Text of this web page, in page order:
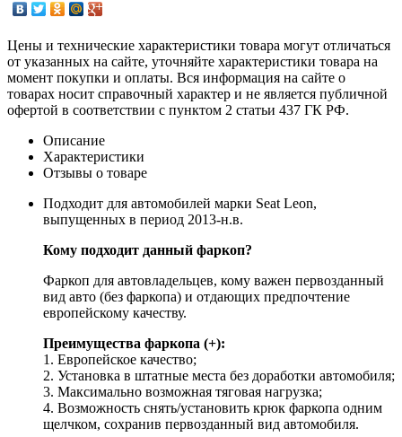
Цены и технические характеристики товара могут отличаться
от указанных на сайте, уточняйте характеристики товара на
момент покупки и оплаты. Вся информация на сайте о
товарах носит справочный характер и не является публичной
офертой в соответствии с пунктом 2 статьи 437 ГК РФ.
Описание
Характеристики
Отзывы о товаре
Подходит для автомобилей марки Seat Leon,
выпущенных в период 2013-н.в.
Кому подходит данный фаркоп?
Фаркоп для автовладельцев, кому важен первозданный
вид авто (без фаркопа) и отдающих предпочтение
европейскому качеству.
Преимущества фаркопа (+):
1. Европейское качество;
2. Установка в штатные места без доработки автомобиля;
3. Максимально возможная тяговая нагрузка;
4. Возможность снять/установить крюк фаркопа одним
щелчком, сохранив первозданный вид автомобиля.